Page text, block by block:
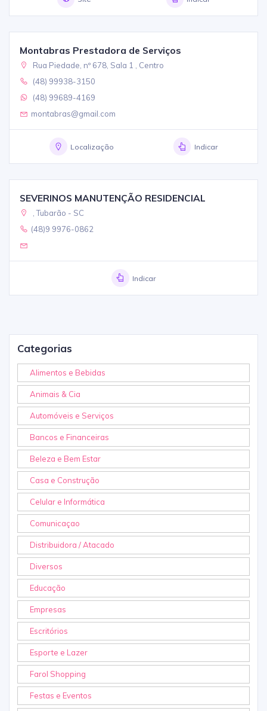
Categorias
Alimentos e Bebidas
Animais & Cia
Automóveis e Serviços
Bancos e Financeiras
Beleza e Bem Estar
Casa e Construção
Celular e Informática
Comunicaçao
Distribuidora / Atacado
Diversos
Educação
Empresas
Escritórios
Esporte e Lazer
Farol Shopping
Festas e Eventos
Montabras Prestadora de Serviços
Rua Piedade, nº 678, Sala 1 , Centro
(48) 99938-3150
(48) 99689-4169
montabras@gmail.com
Localização Indicar
SEVERINOS MANUTENÇÃO RESIDENCIAL
, Tubarão - SC
(48)9 9976-0862
Indicar